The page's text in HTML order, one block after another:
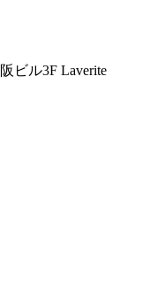
ビル3F Laverite